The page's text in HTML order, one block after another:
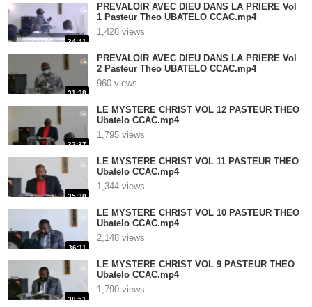
34:41
PREVALOIR AVEC DIEU DANS LA PRIERE Vol
1 Pasteur Theo UBATELO CCAC.mp4
1,428 views
31:38
PREVALOIR AVEC DIEU DANS LA PRIERE Vol
2 Pasteur Theo UBATELO CCAC.mp4
960 views
32:37
LE MYSTERE CHRIST VOL 12 PASTEUR THEO
Ubatelo CCAC.mp4
1,795 views
35:30
LE MYSTERE CHRIST VOL 11 PASTEUR THEO
Ubatelo CCAC.mp4
1,344 views
36:11
LE MYSTERE CHRIST VOL 10 PASTEUR THEO
Ubatelo CCAC.mp4
2,148 views
38:51
LE MYSTERE CHRIST VOL 9 PASTEUR THEO
Ubatelo CCAC.mp4
1,790 views